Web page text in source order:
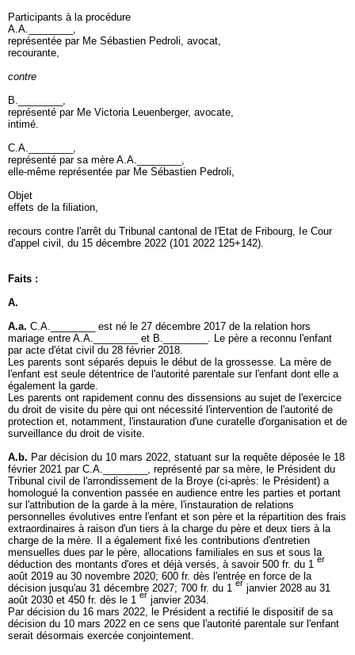
Participants à la procédure
A.A.________,
représentée par Me Sébastien Pedroli, avocat,
recourante,
contre
B.________,
représenté par Me Victoria Leuenberger, avocate,
intimé.
C.A.________,
représenté par sa mère A.A.________,
elle-même représentée par Me Sébastien Pedroli,
Objet
effets de la filiation,
recours contre l'arrêt du Tribunal cantonal de l'Etat de Fribourg, Ie Cour
d'appel civil, du 15 décembre 2022 (101 2022 125+142).
Faits :
A.
A.a. C.A.________ est né le 27 décembre 2017 de la relation hors
mariage entre A.A.________ et B.________. Le père a reconnu l'enfant
par acte d'état civil du 28 février 2018.
Les parents sont séparés depuis le début de la grossesse. La mère de
l'enfant est seule détentrice de l'autorité parentale sur l'enfant dont elle a
également la garde.
Les parents ont rapidement connu des dissensions au sujet de l'exercice
du droit de visite du père qui ont nécessité l'intervention de l'autorité de
protection et, notamment, l'instauration d'une curatelle d'organisation et de
surveillance du droit de visite.
A.b. Par décision du 10 mars 2022, statuant sur la requête déposée le 18
février 2021 par C.A.________, représenté par sa mère, le Président du
Tribunal civil de l'arrondissement de la Broye (ci-après: le Président) a
homologué la convention passée en audience entre les parties et portant
sur l'attribution de la garde à la mère, l'instauration de relations
personnelles évolutives entre l'enfant et son père et la répartition des frais
extraordinaires à raison d'un tiers à la charge du père et deux tiers à la
charge de la mère. Il a également fixé les contributions d'entretien
mensuelles dues par le père, allocations familiales en sus et sous la
déduction des montants d'ores et déjà versés, à savoir 500 fr. du 1 er
août 2019 au 30 novembre 2020; 600 fr. dès l'entrée en force de la
décision jusqu'au 31 décembre 2027; 700 fr. du 1 er janvier 2028 au 31
août 2030 et 450 fr. dès le 1 er janvier 2034.
Par décision du 16 mars 2022, le Président a rectifié le dispositif de sa
décision du 10 mars 2022 en ce sens que l'autorité parentale sur l'enfant
serait désormais exercée conjointement.